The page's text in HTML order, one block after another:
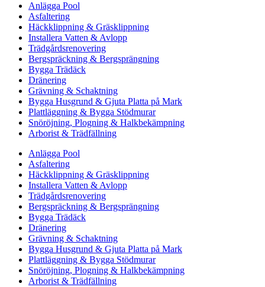
Anlägga Pool
Asfaltering
Häckklippning & Gräsklippning
Installera Vatten & Avlopp
Trädgårdsrenovering
Bergspräckning & Bergsprängning
Bygga Trädäck
Dränering
Grävning & Schaktning
Bygga Husgrund & Gjuta Platta på Mark
Plattläggning & Bygga Stödmurar
Snöröjning, Plogning & Halkbekämpning
Arborist & Trädfällning
Anlägga Pool
Asfaltering
Häckklippning & Gräsklippning
Installera Vatten & Avlopp
Trädgårdsrenovering
Bergspräckning & Bergsprängning
Bygga Trädäck
Dränering
Grävning & Schaktning
Bygga Husgrund & Gjuta Platta på Mark
Plattläggning & Bygga Stödmurar
Snöröjning, Plogning & Halkbekämpning
Arborist & Trädfällning